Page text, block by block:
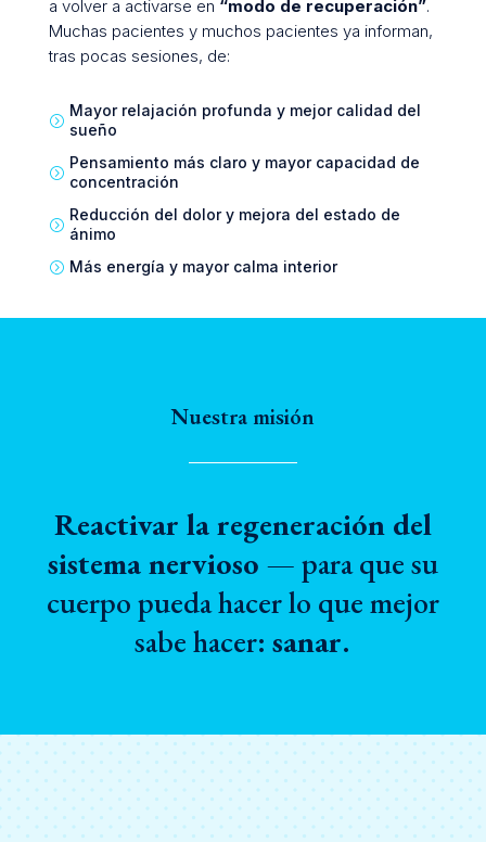
a volver a activarse en “modo de recuperación”.
Muchas pacientes y muchos pacientes ya informan,
tras pocas sesiones, de:
=
Mayor relajación profunda y mejor calidad del
sueño
=
Pensamiento más claro y mayor capacidad de
concentración
=
Reducción del dolor y mejora del estado de
ánimo
= Más energía y mayor calma interior
Nuestra misión
Reactivar la regeneración del
sistema nervioso — para que su
cuerpo pueda hacer lo que mejor
sabe hacer:sanar.